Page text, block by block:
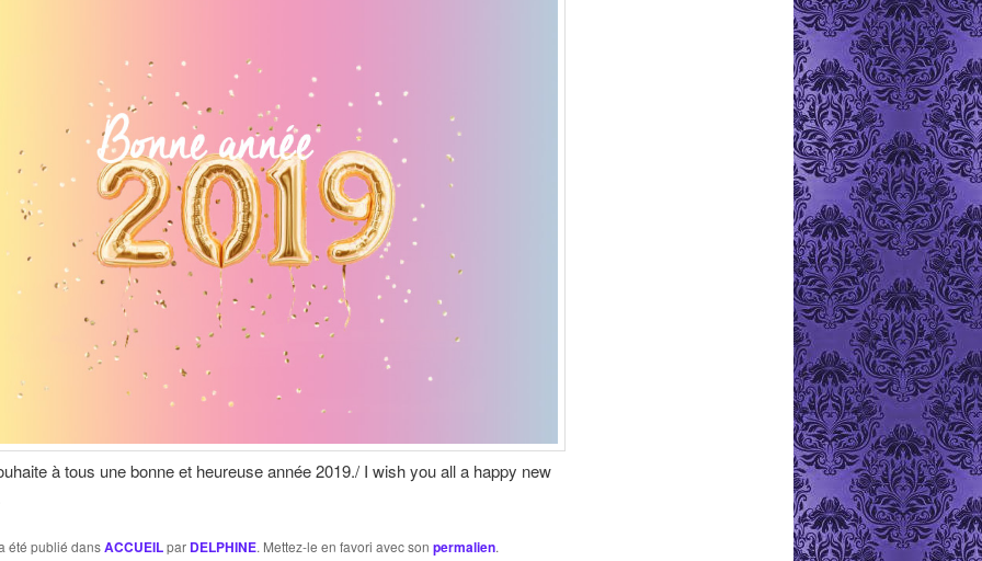
à tous une bonne et heureuse année 2019./ I wish you all a happy new
été publié dansACCUEILpar DELPHINE. Mettez-le en favori avec son permalien.